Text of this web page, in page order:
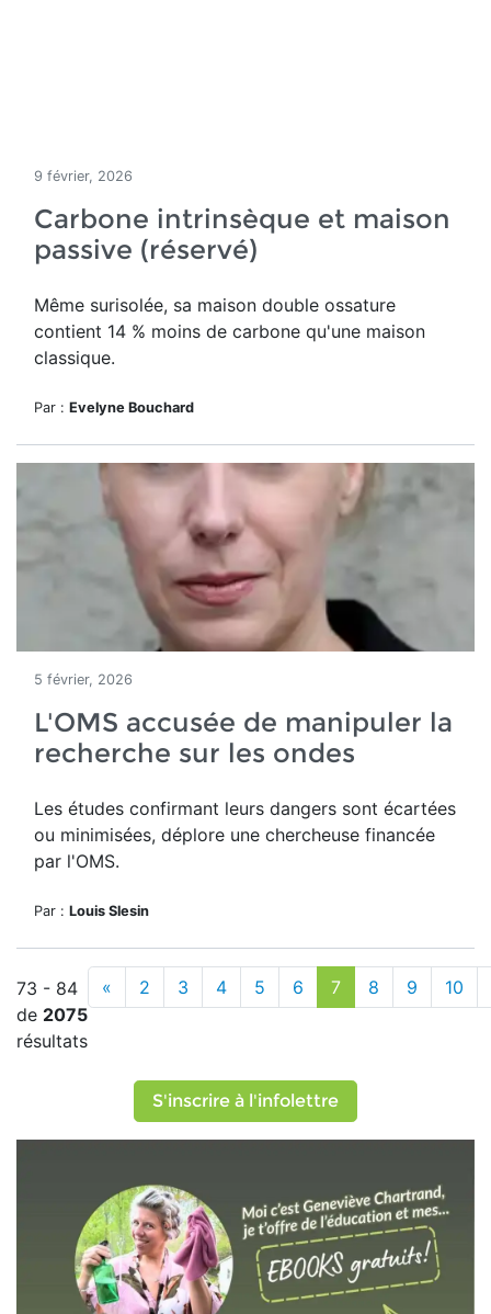
9 février, 2026
Carbone intrinsèque et maison
passive (réservé)
Même surisolée, sa maison double ossature
contient 14 % moins de carbone qu'une maison
classique.
Par : Evelyne Bouchard
5 février, 2026
L'OMS accusée de manipuler la
recherche sur les ondes
Les études confirmant leurs dangers sont écartées
ou minimisées, déplore une chercheuse financée
par l'OMS.
Par : Louis Slesin
73 - 84
de 2075
résultats
« 2 3 4 5 6 7 8 9 10
S'inscrire à l'infolettre